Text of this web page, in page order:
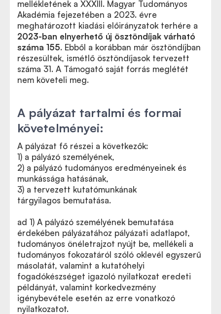
mellékletének a XXXIII. Magyar Tudományos
Akadémia fejezetében a 2023. évre
meghatározott kiadási előirányzatok terhére a
2023-ban elnyerhető új ösztöndíjak várható
száma 155. Ebből a korábban már ösztöndíjban
részesültek, ismétlő ösztöndíjasok tervezett
száma 31. A Támogató saját forrás meglétét
nem követeli meg.
A pályázat tartalmi és formai
követelményei:
A pályázat fő részei a következők:
1) a pályázó személyének,
2) a pályázó tudományos eredményeinek és
munkássága hatásának,
3) a tervezett kutatómunkának
tárgyilagos bemutatása.
ad 1) A pályázó személyének bemutatása
érdekében pályázatához pályázati adatlapot,
tudományos önéletrajzot nyújt be, mellékeli a
tudományos fokozatáról szóló oklevél egyszerű
másolatát, valamint a kutatóhelyi
fogadókészséget igazoló nyilatkozat eredeti
példányát, valamint korkedvezmény
igénybevétele esetén az erre vonatkozó
nyilatkozatot.